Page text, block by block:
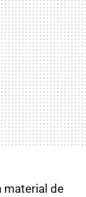
material de